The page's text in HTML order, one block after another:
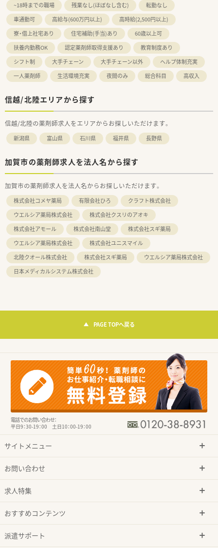
~18時までの職場
残業なし(ほぼなし含む)
転勤なし
車通勤可
高給与(600万円以上)
高時給(2,500円以上)
寮・借上社宅あり
住宅補助(手当)あり
60歳以上可
扶養内勤務OK
認定薬剤師取得支援あり
教育制度あり
シフト制
大手チェーン 大手チェーン以外
ヘルプ体制充実
一人薬剤師
生活環境充実 夜間のみ 総合科目 高収入
信越/北陸エリアから探す
信越/北陸の薬剤師求人をエリアからお探しいただけます。
新潟県 富山県 石川県 福井県 長野県
加賀市の薬剤師求人を法人名から探す
加賀市の薬剤師求人を法人名からお探しいただけます。
株式会社コメヤ薬局 有限会社ひろ
クラフト株式会社
ウエルシア薬局株式会社
株式会社クスリのアオキ
株式会社アモール
株式会社南山堂
株式会社スギ薬局
ウエルシア薬局株式会社
株式会社ユニスマイル
北陸クオール株式会社
株式会社スギ薬局
ウエルシア薬局株式会社
日本メディカルシステム株式会社
PAGE TOPへ戻る
電話でのお問い合わせ：
平日9：30-19：00 土日10：00-19：00
サイトメニュー
お問い合わせ
求人特集
おすすめコンテンツ
派遣サポート